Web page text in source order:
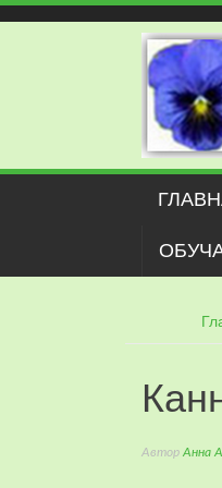
Наверх
Автор Анна